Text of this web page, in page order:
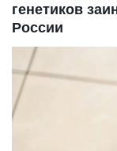
генетиков
России